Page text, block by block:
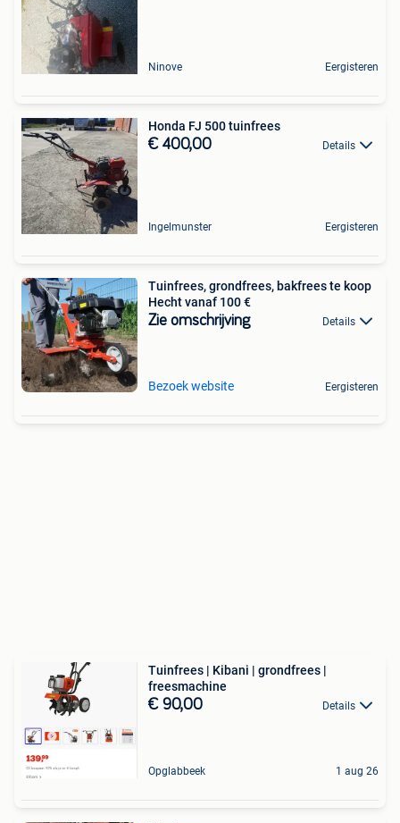
Ninove Eergisteren
Honda FJ 500 tuinfrees
€ 400,00 Details
Ingelmunster Eergisteren
Tuinfrees, grondfrees, bakfrees te koop
Hecht vanaf 100 €
Zie omschrijving Details
Bezoek website Eergisteren
Tuinfrees | Kibani | grondfrees |
freesmachine
€ 90,00 Details
Opglabbeek 1 aug 26